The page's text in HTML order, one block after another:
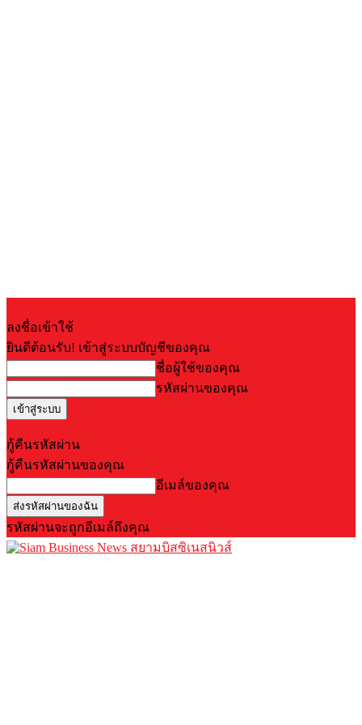
ลงชื่อเข้าใช้
ยินดีต้อนรับ! เข้าสู่ระบบบัญชีของคุณ
ชื่อผู้ใช้ของคุณ
รหัสผ่านของคุณ
กู้คืนรหัสผ่าน
กู้คืนรหัสผ่านของคุณ
อีเมล์ของคุณ
รหัสผ่านจะถูกอีเมล์ถึงคุณ
สยามบิสซิเนสนิวส์